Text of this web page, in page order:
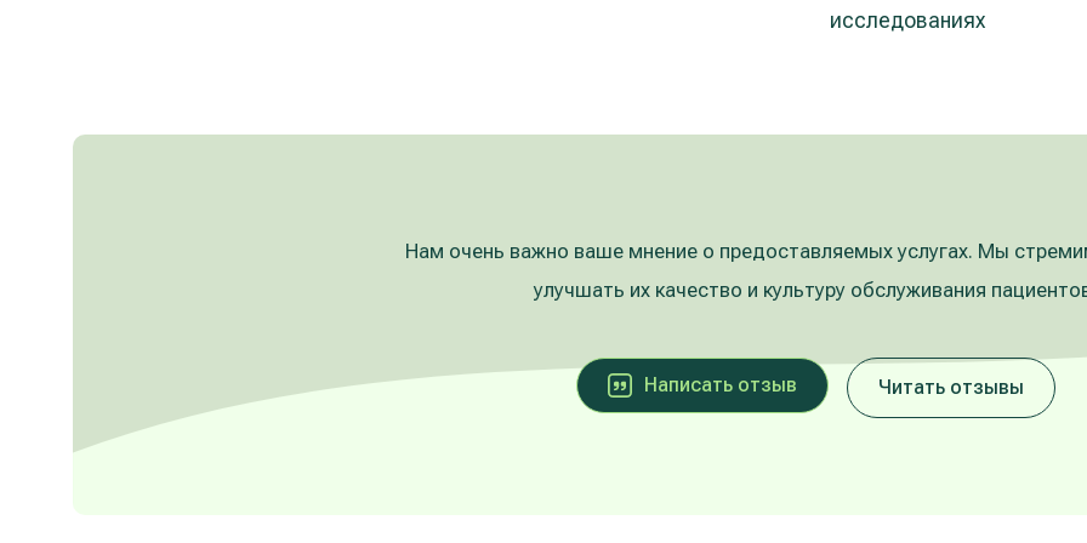
исследованиях
Нам очень важно ваше мнение о предоставляемых услугах. Мы
улучшать их качество и культуру обслуживания
Написать oтзыв Читать отзывы